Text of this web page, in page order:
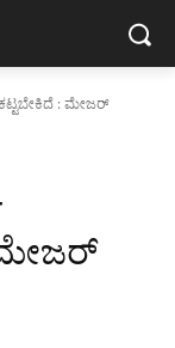
: ಮೇಜರ್
ಮೇಜರ್